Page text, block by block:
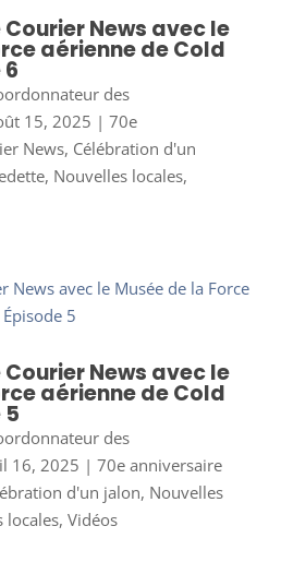
News avec le
aérienne de Cold
des
15, 2025 | 70e
News, Célébration d'un
, Nouvelles locales,
News avec le
aérienne de Cold
5
des
16, 2025 | 70e anniversaire
d'un jalon, Nouvelles
locales, Vidéos